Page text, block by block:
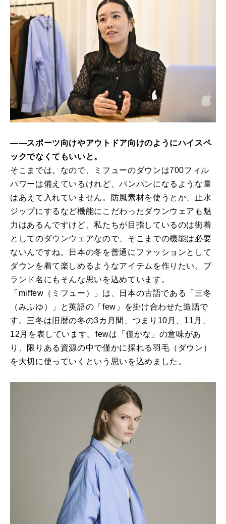
――スポーツ向けやアウトドア向けのようにハイスペ
ックでなくてもいいと。
そこまでは。なので、ミフューのダウンは700フィル
パワーは備えているけれど、パンパンになるような量
はあえて入れていません。防風素材を使うとか、止水
ジップにするなど機能にこだわったダウンウェアも魅
力はあるんですけど、私たちが目指しているのは街着
としてのダウンウェアなので、そこまでの機能は必要
ないんですね。日本の冬を普通にファッションとして
ダウンを着て楽しめるようなアイテムを作りたい。ブ
ランド名にもそんな思いを込めています。
「miffew（ミフュー）」は、日本の古語である「三冬
（みふゆ）」と英語の「few」を掛け合わせた造語で
す。三冬は旧暦の冬の3カ月間、つまり10月、11月、
12月を表しています。fewは「僅かな」の意味があ
り、限りある資源の中で僅かに採れる羽毛（ダウン）
を大切に使っていくという思いを込めました。